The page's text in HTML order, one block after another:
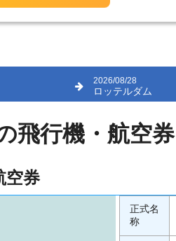
2026/08/28
ロッテルダム
飛行機・航空
空券
正式名
称